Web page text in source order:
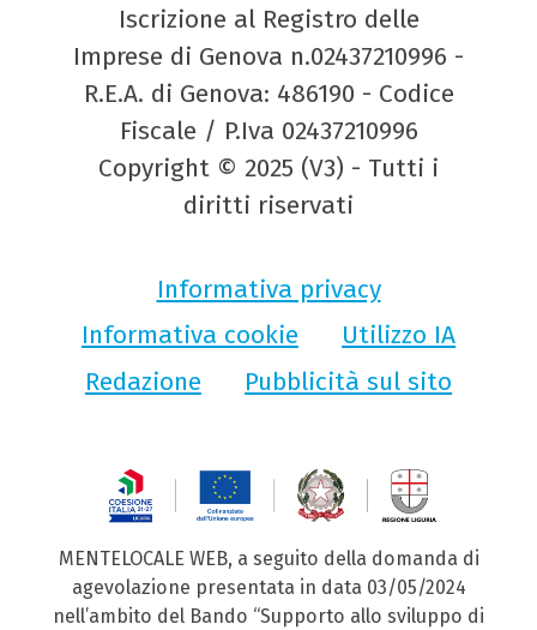
Iscrizione al Registro delle
Imprese di Genova n.02437210996 -
R.E.A. di Genova: 486190 - Codice
Fiscale / P.Iva 02437210996
Copyright © 2025 (V3) - Tutti i
diritti riservati
Informativa privacy
Informativa cookie
Utilizzo IA
Redazione
Pubblicità sul sito
MENTELOCALE WEB, a seguito della domanda di
agevolazione presentata in data 03/05/2024
nell’ambito del Bando “Supporto allo sviluppo di